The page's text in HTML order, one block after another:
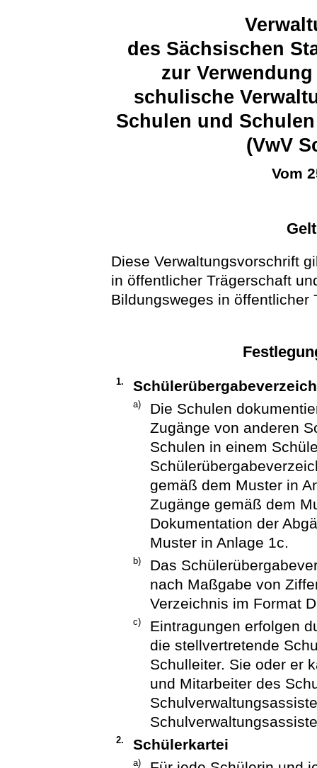
des Sächsischen
zur
schulische
Schulen und
(VwV
Vom
Diese Verwaltungsvorschrift
in öffentlicher Trägerschaft
Bildungsweges in öffentlicher
1.
a)
Die Schulen
Zugänge von anderen
Schulen in einem
gemäß dem Muster in
Zugänge gemäß dem
Dokumentation der
Muster in Anlage 1c.
b)
Das
nach Maßgabe von
Verzeichnis im Format
c)
Eintragungen erfolgen
die stellvertretende
Schulleiter. Sie oder er
und Mitarbeiter des
2. Schülerkartei
a)